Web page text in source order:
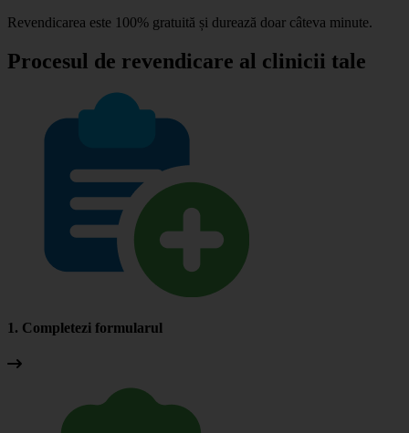
Revendicarea este 100% gratuită și durează doar câteva minute.
Procesul de revendicare al clinicii tale
1. Completezi formularul